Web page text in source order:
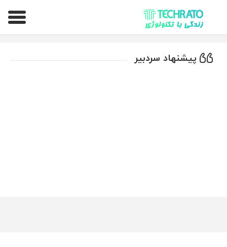
تکراتو – زندگی با تکنولوژی
پیشنهاد سردبیر